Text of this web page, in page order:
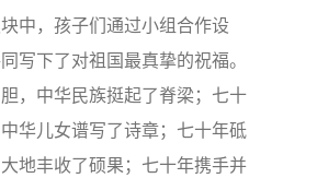
中，孩子们通过小组合作设
写下了对祖国最真挚的祝福。
，中华民族挺起了脊梁；七十
华儿女谱写了诗章；七十年砥
地丰收了硕果；七十年携手并